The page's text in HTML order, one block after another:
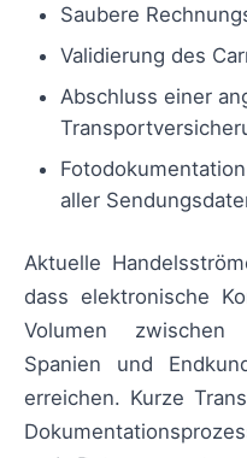
Saubere
Validierung des
Abschluss einer
aller
Aktuelle
dass elektronische
Volumen zwischen
Spanien und
erreichen. Kurze